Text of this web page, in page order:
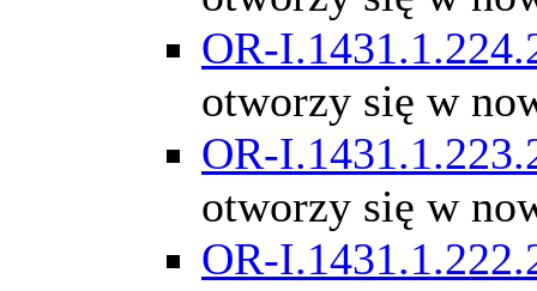
OR-
otworzy się w
OR-
otworzy się w
OR-